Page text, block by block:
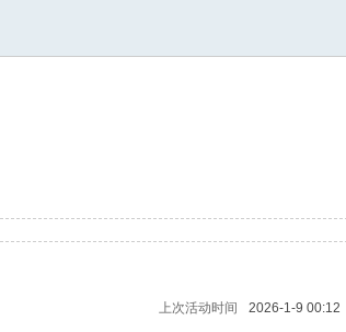
上次活动时间
2026-1-9 00:12